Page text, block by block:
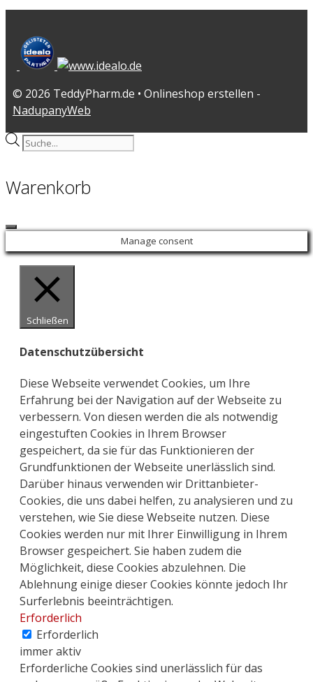
© 2026 TeddyPharm.de • Onlineshop erstellen -
NadupanyWeb
Products
Warenkorb
Close
Manage consent
Schließen
Datenschutzübersicht
Diese Webseite verwendet Cookies, um Ihre
Erfahrung bei der Navigation auf der Webseite zu
verbessern. Von diesen werden die als notwendig
eingestuften Cookies in Ihrem Browser
gespeichert, da sie für das Funktionieren der
Grundfunktionen der Webseite unerlässlich sind.
Darüber hinaus verwenden wir Drittanbieter-
Cookies, die uns dabei helfen, zu analysieren und zu
verstehen, wie Sie diese Webseite nutzen. Diese
Cookies werden nur mit Ihrer Einwilligung in Ihrem
Browser gespeichert. Sie haben zudem die
Möglichkeit, diese Cookies abzulehnen. Die
Ablehnung einige dieser Cookies könnte jedoch Ihr
Surferlebnis beeinträchtigen.
Erforderlich
Erforderlich
immer aktiv
Erforderliche Cookies sind unerlässlich für das